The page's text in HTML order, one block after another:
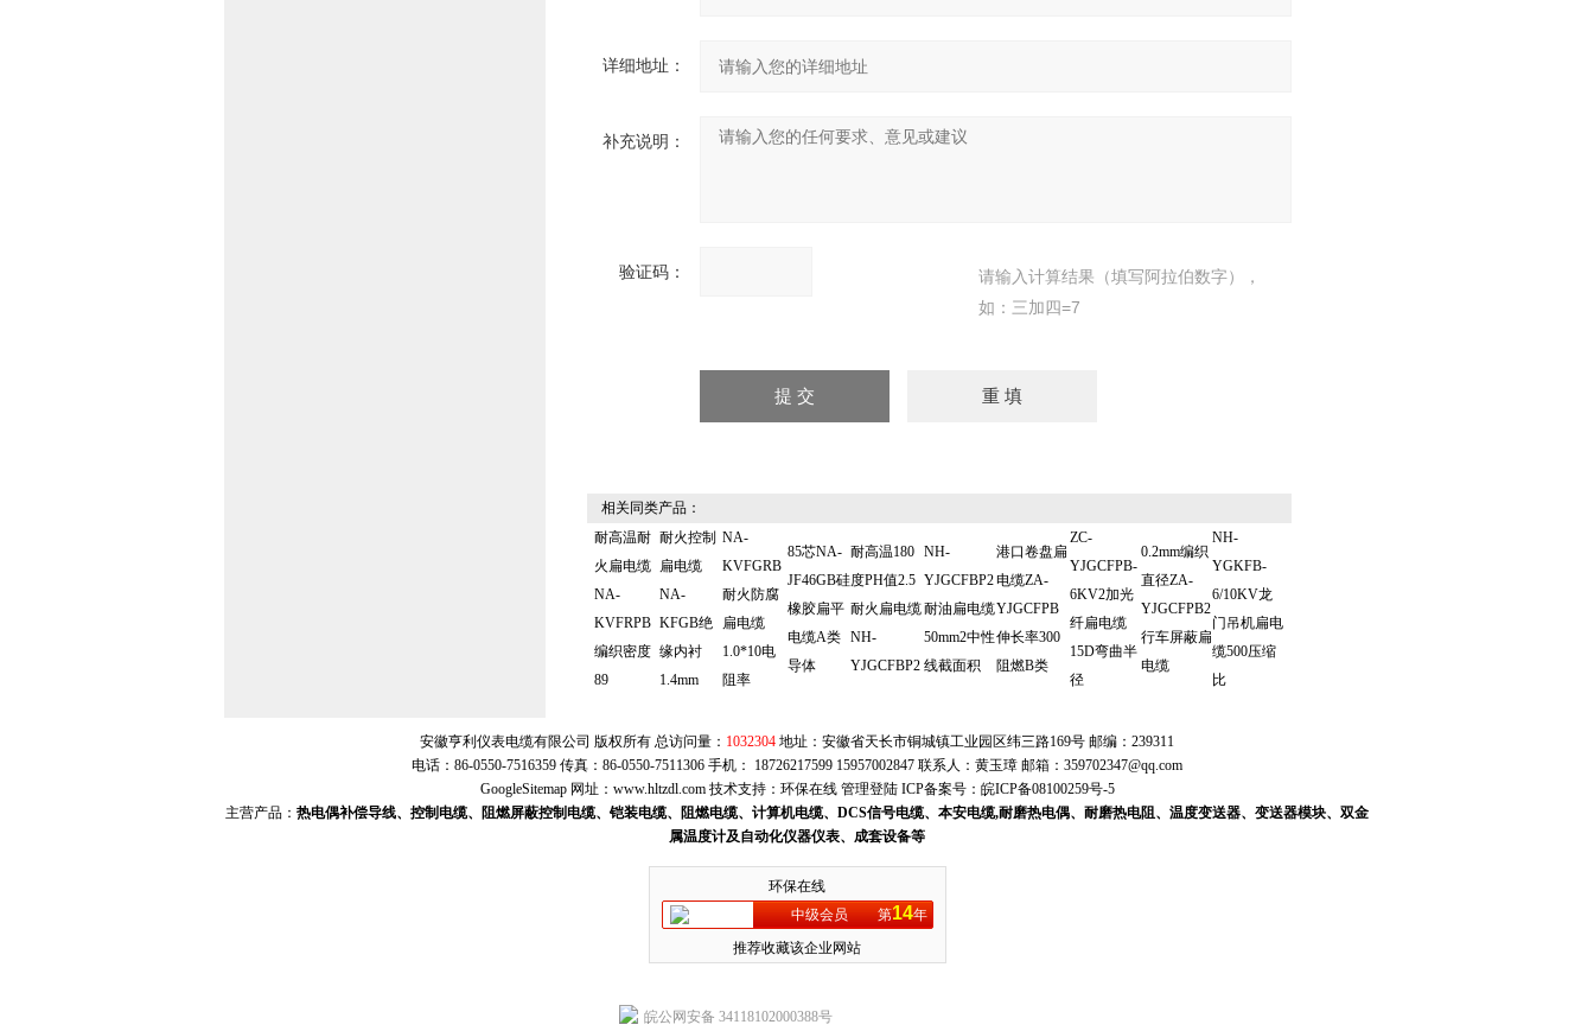
详细地址：
补充说明：
验证码：
请输入计算结果（填写阿拉伯数字），
如：三加四=7
相关同类产品：
耐高温耐
火扁电缆
NA-
KVFRPB
编织密度
89
耐火控制
扁电缆
NA-
KFGB绝
缘内衬
1.4mm
NA-
KVFGRB
耐火防腐
扁电缆
1.0*10电
阻率
85芯NA-
JF46GB硅
橡胶扁平
电缆A类
导体
耐高温180
度PH值2.5
耐火扁电缆
NH-
YJGCFBP2
NH-
YJGCFBP2
耐油扁电缆
50mm2中性
线截面积
港口卷盘扁
电缆ZA-
YJGCFPB
伸长率300
阻燃B类
ZC-
YJGCFPB-
6KV2加光
纤扁电缆
15D弯曲半
径
0.2mm编织
直径ZA-
YJGCFPB2
行车屏蔽扁
电缆
NH-
YGKFB-
6/10KV龙
门吊机扁电
缆500压缩
比
安徽亨利仪表电缆有限公司 版权所有 总访问量： 1032304 地址：安徽省天长市铜城镇工业园区纬三路169号 邮编：239311
电话：86-0550-7516359 传真：86-0550-7511306 手机： 18726217599 15957002847 联系人：黄玉璋 邮箱： 359702347@qq.com
GoogleSitemap网址： www.hltzdl.com技术支持： 环保在线 管理登陆ICP备案号： 皖ICP备08100259号-5
主营产品： 热电偶补偿导线、控制电缆、阻燃屏蔽控制电缆、铠装电缆、阻燃电缆、计算机电缆、DCS信号电缆、本安电缆,耐磨热电偶、耐磨热电阻、温度变送器、变送器模块、双金
属温度计及自动化仪器仪表、成套设备等
环保在线
中级会员
第14年
推荐收藏该企业网站
皖公网安备 34118102000388号